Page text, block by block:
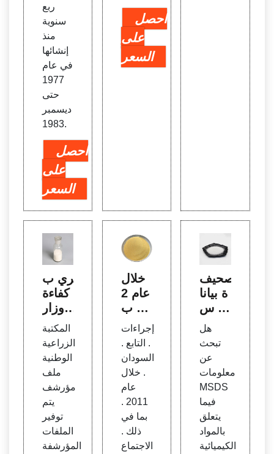
ربع
سنوية
منذ
إنشائها
في عام
1977
حتى
ديسمبر
1983.
احصل
على
السعر
احصل
على
السعر
الري ب
كفاءة
- وزار
ة الزر
اعة ا
لأمريك
ية
المكتبة
الزراعية
الوطنية
ملف
مؤرشف
يتم
توفير
الملفات
المؤرشفة
خلال
عام 2
011 ب
ما في
ذلك ا
لاجتما
ع الس
نوي ال
ثامن
والست
ين
إجراءات
. التابع .
السودان
. خلال
عام
2011 .
بما في
ذلك .
الاجتماع
صحيف
ة بيانا
ت س
لامة ال
مواد ا
لمجاني
ة الأكث
ر اكتم
الًا (M
SDS)
هل
تبحث
عن
معلومات
MSDS
فيما
يتعلق
بالمواد
الكيميائية